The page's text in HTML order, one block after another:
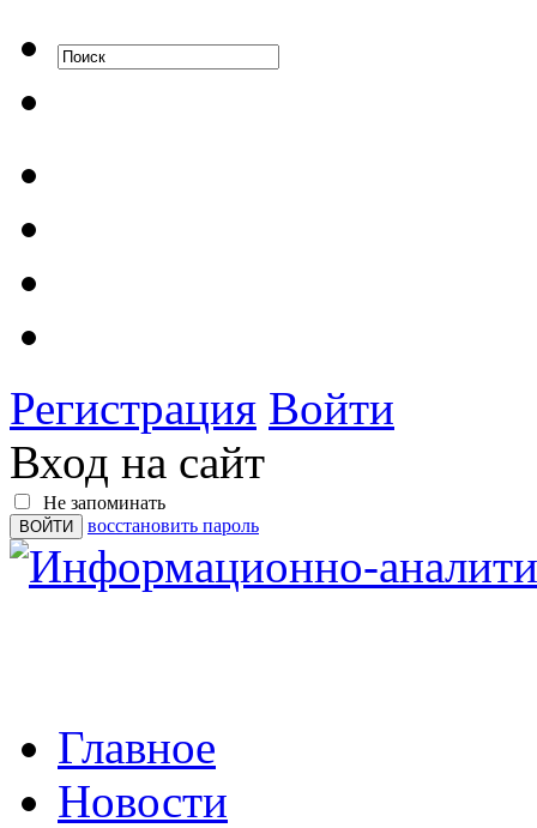
Регистрация Войти
Вход на сайт
Не запоминать
восстановить пароль
Главное
Новости